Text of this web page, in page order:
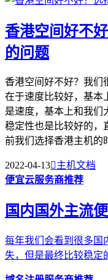
香港空间好不
的问题
香港空间好不好？我们
在于速度比较好，基本
是速度，基本上和我们
稳定性也是比较好的，
前我们选择香港主机的
2022-04-13主机文档
便宜云服务商推荐
国内国外主流
每年我们会看到很多国
失，但是最终比较稳定